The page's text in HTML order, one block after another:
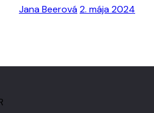
Jana Beerová2. mája 2024